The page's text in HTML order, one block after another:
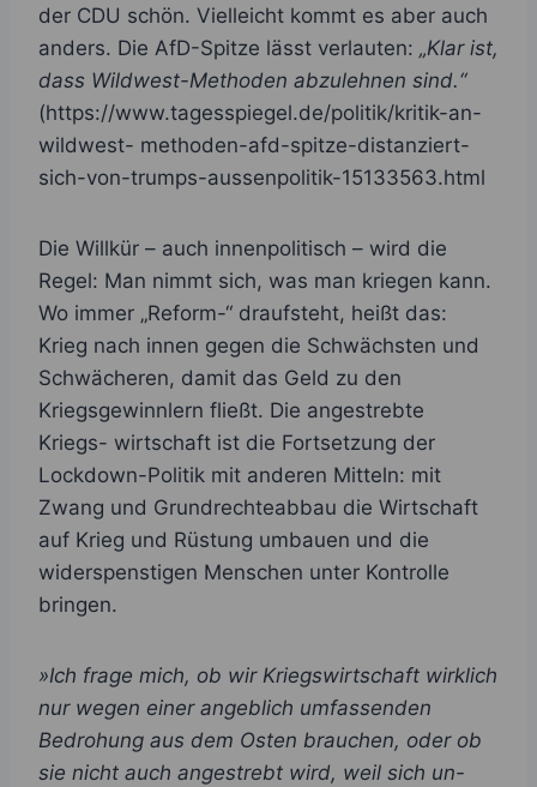
der CDU schön. Vielleicht kommt es aber auch
anders. Die AfD-Spitze lässt verlauten: „Klar ist,
dass Wildwest-Methoden abzulehnen sind.“
(https://www.tagesspiegel.de/politik/kritik-an-
wildwest- methoden-afd-spitze-distanziert-
sich-von-trumps-aussenpolitik-15133563.html
Die Willkür – auch innenpolitisch – wird die
Regel: Man nimmt sich, was man kriegen kann.
Wo immer „Reform-“ draufsteht, heißt das:
Krieg nach innen gegen die Schwächsten und
Schwächeren, damit das Geld zu den
Kriegsgewinnlern fließt. Die angestrebte
Kriegs- wirtschaft ist die Fortsetzung der
Lockdown-Politik mit anderen Mitteln: mit
Zwang und Grundrechteabbau die Wirtschaft
auf Krieg und Rüstung umbauen und die
widerspenstigen Menschen unter Kontrolle
bringen.
»Ich frage mich, ob wir Kriegswirtschaft wirklich
nur wegen einer angeblich umfassenden
Bedrohung aus dem Osten brauchen, oder ob
sie nicht auch angestrebt wird, weil sich un-